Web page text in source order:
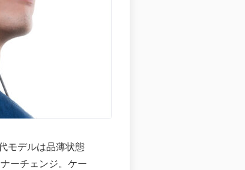
モデルは品薄状態
ーチェンジ。ケー